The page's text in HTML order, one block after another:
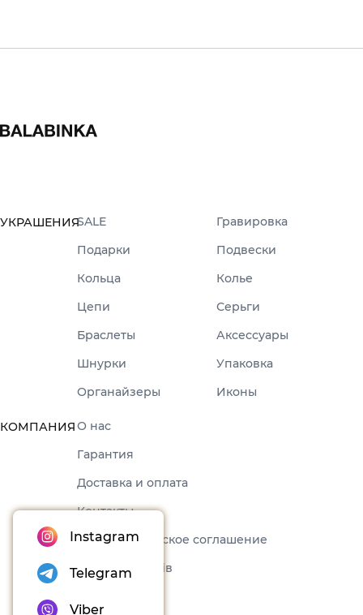
УКРАШЕНИЯSALE
Гравировка
Подарки
Подвески
Кольца
Колье
Цепи
Серьги
Браслеты
Аксессуары
Шнурки
Упаковка
Органайзеры
Иконы
КОМПАНИЯО нас
Гарантия
Доставка и оплата
Контакты
Пользовательское соглашение
Набори товарів
Instagram
Telegram
Viber